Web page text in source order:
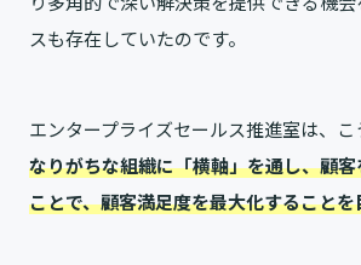
スも存在していたのです。
エンタープライズセールス推進室は、こ
なりがちな組織に「横軸」を通し、顧
ことで、顧客満足度を最大化すること